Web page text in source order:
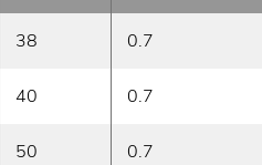
38 0.7
40 0.7
50 0.7